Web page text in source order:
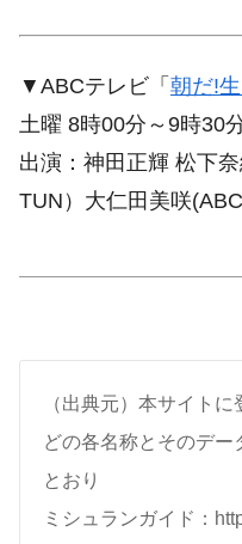
▼ABCテレビ「 朝だ!
土曜 8時00分～9時30
出演：神田正輝 松下
TUN）大仁田美咲
（出典元）本サイト
どの各名称とそのデ
とおり
ミシュランガイド：